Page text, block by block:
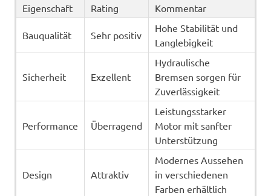
Eigenschaft Rating Kommentar
Bauqualität Sehr positiv
Hohe Stabilität und
Langlebigkeit
Sicherheit Exzellent
Hydraulische
Bremsen sorgen für
Zuverlässigkeit
Performance Überragend
Leistungsstarker
Motor mit sanfter
Unterstützung
Design Attraktiv
Modernes Aussehen
in verschiedenen
Farben erhältlich